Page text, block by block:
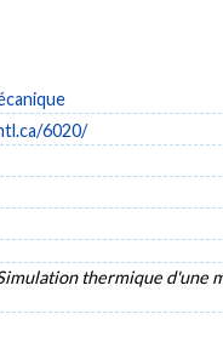
6020/
thermique d'une